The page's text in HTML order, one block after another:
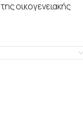
οικογενειακής